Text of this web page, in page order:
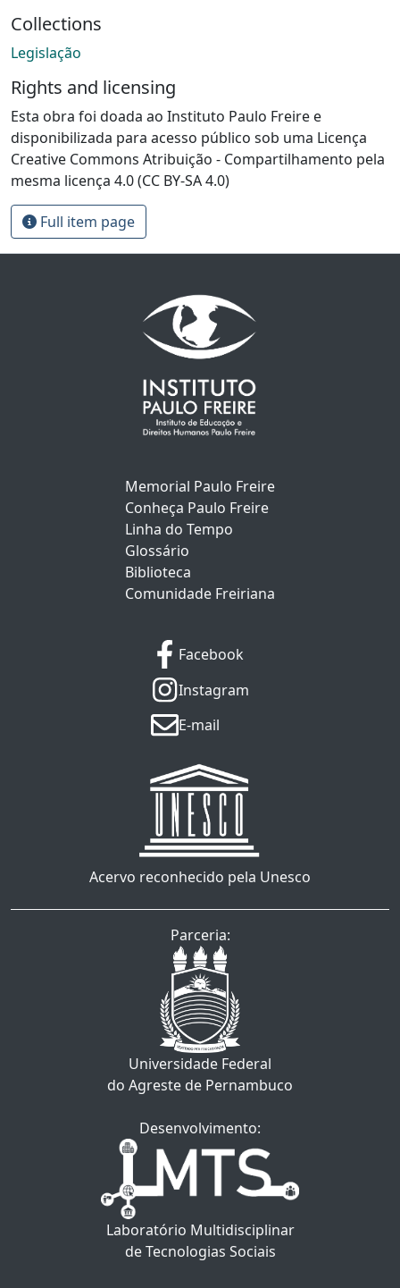
Collections
Legislação
Rights and licensing
Esta obra foi doada ao Instituto Paulo Freire e
disponibilizada para acesso público sob uma Licença
Creative Commons Atribuição - Compartilhamento pela
mesma licença 4.0 (CC BY-SA 4.0)
Full item page
Memorial Paulo Freire
Conheça Paulo Freire
Linha do Tempo
Glossário
Biblioteca
Comunidade Freiriana
Facebook
Instagram
E-mail
Acervo reconhecido pela Unesco
Parceria:
Universidade Federal
do Agreste de Pernambuco
Desenvolvimento:
Laboratório Multidisciplinar
de Tecnologias Sociais